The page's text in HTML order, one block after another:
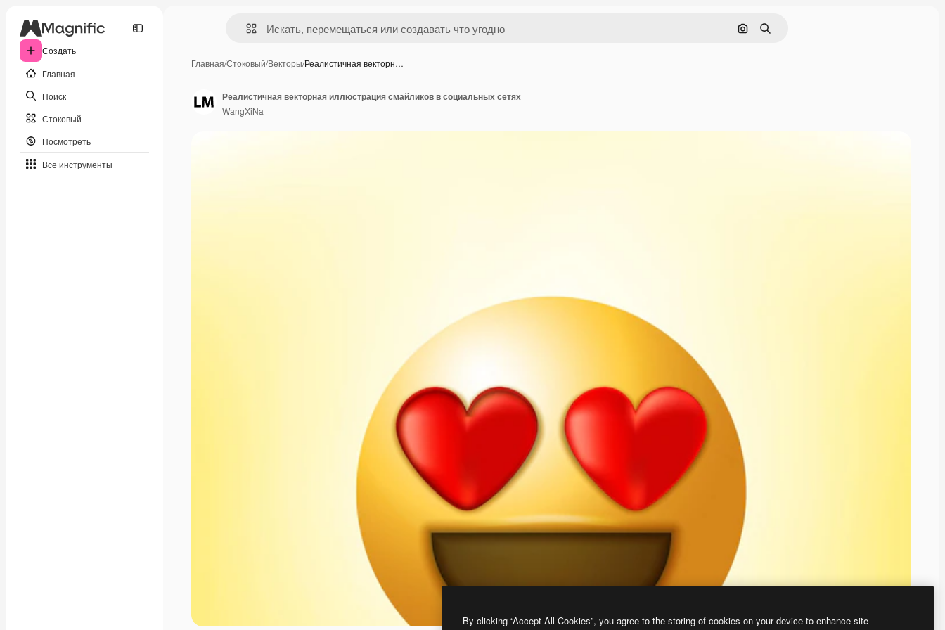
Создать
Главная
Поиск
Стоковый
Посмотреть
Все инструменты
Поиск по изображению
Поиск
Главная/Стоковый/Векторы/Реалистичная векторн…
Реалистичная векторная иллюстрация смайликов в социальных сетях
WangXiNa
By clicking “Accept All Cookies”, you agree to the storing of cookies on your device to enhance site